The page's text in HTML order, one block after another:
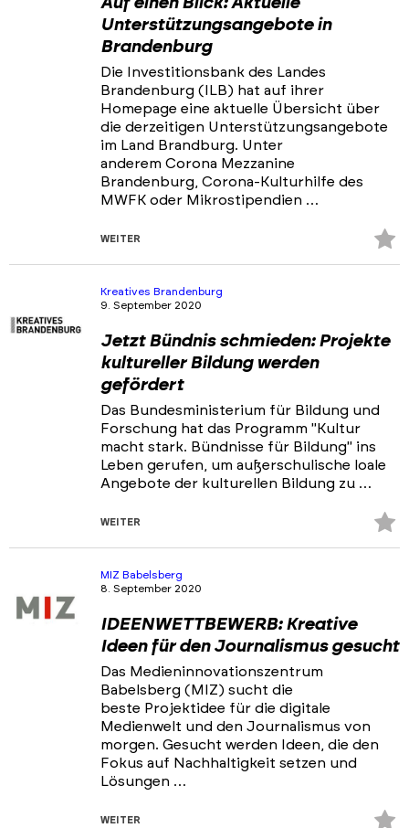
Unterstützungsangebote in
Brandenburg
Die Investitionsbank des Landes
Brandenburg (ILB) hat auf ihrer
Homepage eine aktuelle Übersicht über
die derzeitigen Unterstützungsangebote
im Land Brandburg. Unter
anderem Corona Mezzanine
Brandenburg, Corona-Kulturhilfe des
MWFK oder Mikrostipendien …
WEITER
Kreatives Brandenburg
9. September 2020
Jetzt Bündnis schmieden: Projekte
kultureller Bildung werden
gefördert
Das Bundesministerium für Bildung und
Forschung hat das Programm "Kultur
macht stark. Bündnisse für Bildung" ins
Leben gerufen, um außerschulische loale
Angebote der kulturellen Bildung zu …
WEITER
MIZ Babelsberg
8. September 2020
IDEENWETTBEWERB: Kreative
Ideen für den Journalismus gesucht
Das Medieninnovationszentrum
Babelsberg (MIZ) sucht die
beste Projektidee für die digitale
Medienwelt und den Journalismus von
morgen. Gesucht werden Ideen, die den
Fokus auf Nachhaltigkeit setzen und
Lösungen …
WEITER